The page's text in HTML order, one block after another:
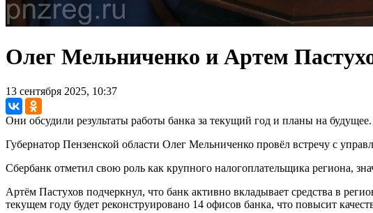
Олег Мельниченко и Артем
13 сентября 2025, 10:37
Они обсудили результаты работы банка за текущий год и планы на будущее.
Губернатор Пензенской области Олег Мельниченко провёл встречу с
Сбербанк отметил свою роль как крупного налогоплательщика региона,
Артём Пастухов подчеркнул, что банк активно вкладывает средства в
текущем году будет реконструировано 14 офисов банка, что повысит